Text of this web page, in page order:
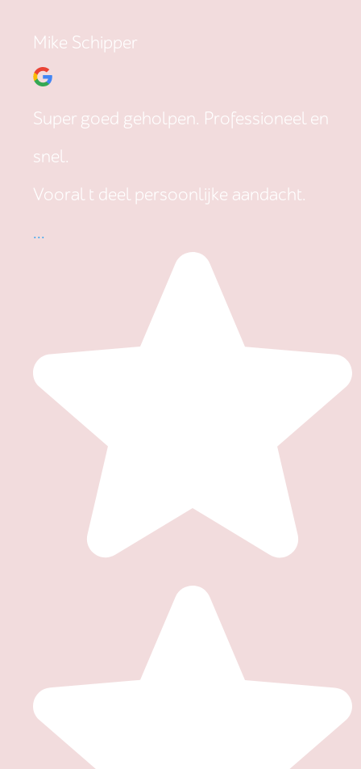
Mike Schipper
Super goed geholpen. Professioneel en
snel.
Vooral t deel persoonlijke aandacht.
...